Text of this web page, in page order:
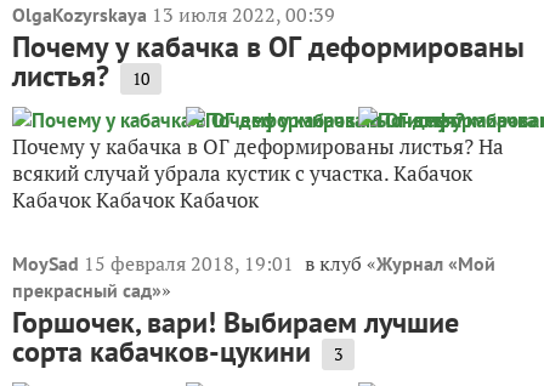
OlgaKozyrskaya 13 июля 2022, 00:39
Почему у кабачка в ОГ деформированы
листья? 10
Почему у кабачка в ОГ деформированы листья? На
всякий случай убрала кустик с участка. Кабачок
Кабачок Кабачок Кабачок
MoySad 15 февраля 2018, 19:01 в клуб «Журнал «Мой
прекрасный сад»»
Горшочек, вари! Выбираем лучшие
сорта кабачков-цукини 3